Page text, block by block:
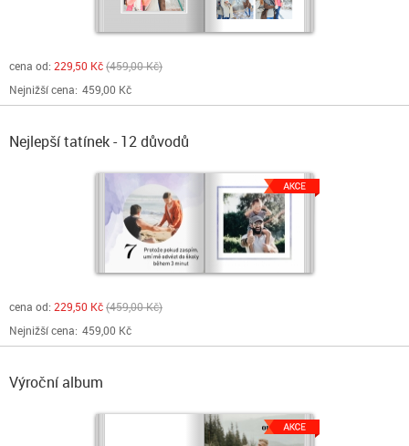
cena od: 229,50 Kč 459,00 Kč
Nejnižší cena: 459,00 Kč
Nejlepší tatínek - 12 důvodů
cena od: 229,50 Kč 459,00 Kč
Nejnižší cena: 459,00 Kč
Výroční album